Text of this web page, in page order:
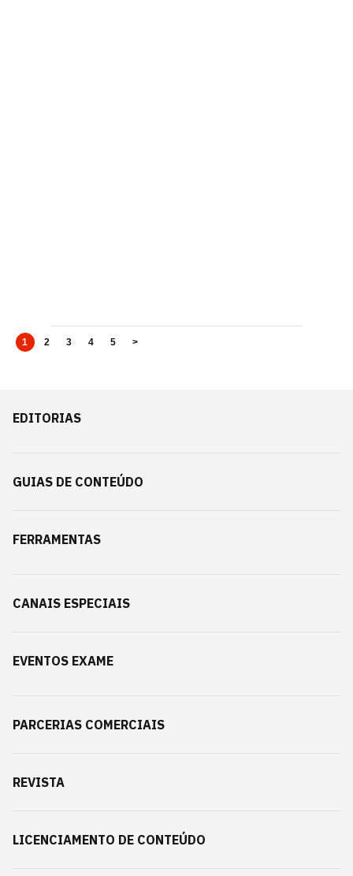
1 2 3 4 5 >
EDITORIAS
GUIAS DE CONTEÚDO
FERRAMENTAS
CANAIS ESPECIAIS
EVENTOS EXAME
PARCERIAS COMERCIAIS
REVISTA
LICENCIAMENTO DE CONTEÚDO